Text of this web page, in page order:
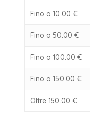
Fino a 10.00 €
Fino a 50.00 €
Fino a 100.00 €
Fino a 150.00 €
Oltre 150.00 €